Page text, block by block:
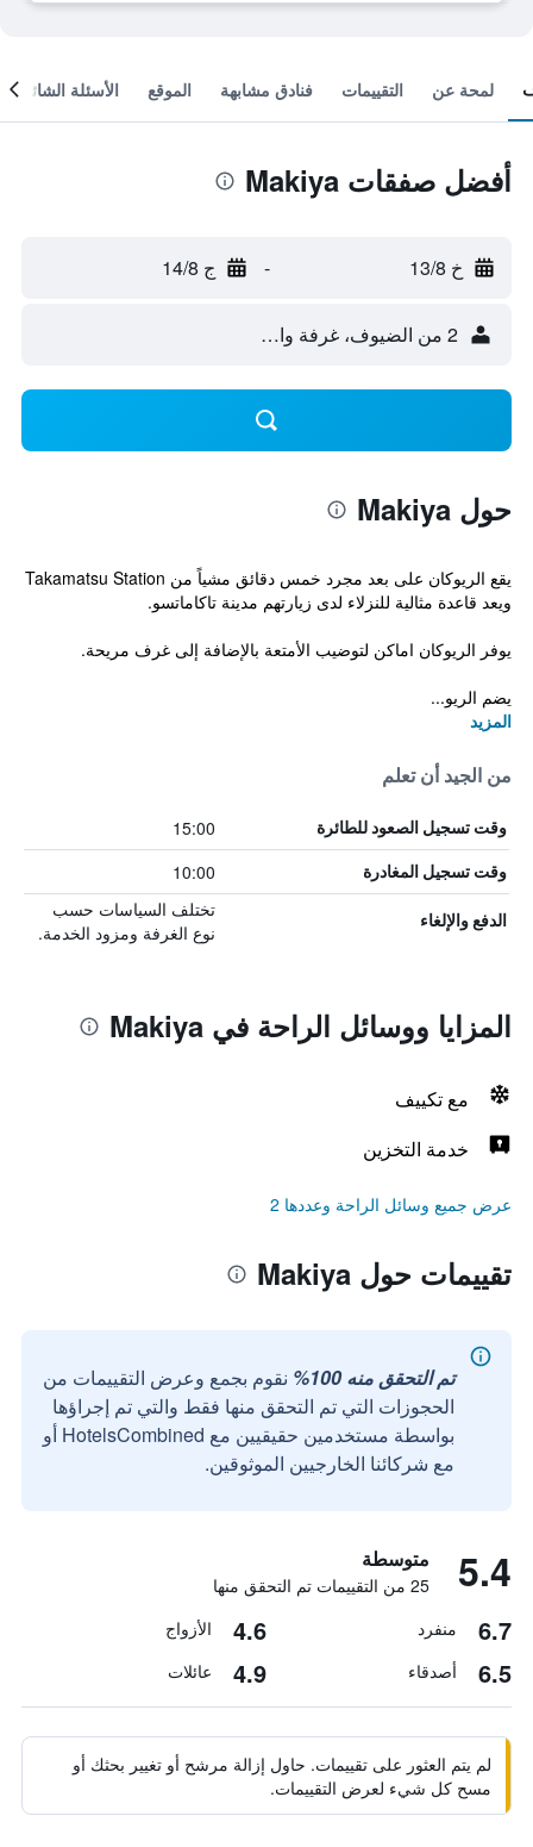
لمحة عن التقييمات فنادق مشابهة الموقع الأسئلة الشائعة
أفضل صفقات Makiya
خ 13/8 - ج 14/8
2 من الضيوف، غرفة واحدة
حول Makiya
يقع الريوكان على بعد مجرد خمس دقائق مشياً من Takamatsu Station
ويعد قاعدة مثالية للنزلاء لدى زيارتهم مدينة تاكاماتسو.
يوفر الريوكان اماكن لتوضيب الأمتعة بالإضافة إلى غرف مريحة.
يضم الريو...
المزيد
من الجيد أن تعلم
وقت تسجيل الصعود للطائرة 15:00
وقت تسجيل المغادرة 10:00
الدفع والإلغاء
تختلف السياسات حسب
نوع الغرفة ومزود الخدمة.
المزايا ووسائل الراحة في Makiya
مع تكييف
خدمة التخزين
عرض جميع وسائل الراحة وعددها 2
تقييمات حول Makiya
تم التحقق منه 100%
نقوم بجمع وعرض التقييمات من
الحجوزات التي تم التحقق منها فقط والتي تم إجراؤها
بواسطة مستخدمين حقيقيين مع HotelsCombined أو
مع شركائنا الخارجيين الموثوقين.
5.4 متوسطة
25 من التقييمات تم التحقق منها
6.7 منفرد 4.6 الأزواج
6.5 أصدقاء 4.9 عائلات
لم يتم العثور على تقييمات. حاول إزالة مرشح أو تغيير بحثك أو
مسح كل شيء لعرض التقييمات.